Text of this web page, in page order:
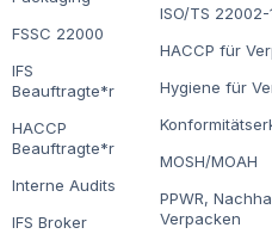
FSSC 22000
IFS
Beauftragte*r
HACCP
Beauftragte*r
Interne Audits
IFS Broker
ISO/TS
HACCP für
Hygiene für
MOSH/MOAH
PPWR,
Verpacken